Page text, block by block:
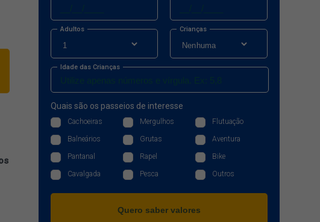
Adultos Crianças
Idade das Crianças
Quais são os passeios de interesse
Cachoeiras Mergulhos Flutuação
Balneários Grutas Aventura
Pantanal Rapel Bike
Cavalgada Pesca Outros
Quero saber valores